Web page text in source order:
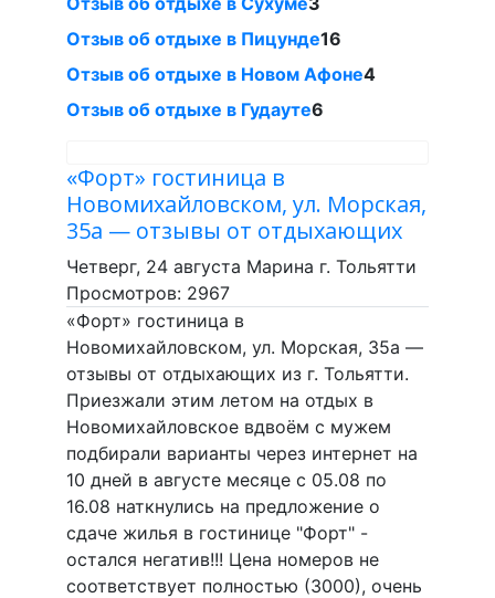
Отзыв об отдыхе в Пицунде16
Отзыв об отдыхе в Новом Афоне4
Отзыв об отдыхе в Гудауте6
«Форт» гостиница в
Новомихайловском, ул. Морская,
35а — отзывы от отдыхающих
Четверг, 24 августа Марина г. Тольятти
Просмотров: 2967
«Форт» гостиница в
Новомихайловском, ул. Морская, 35а —
отзывы от отдыхающих из г. Тольятти.
Приезжали этим летом на отдых в
Новомихайловское вдвоём с мужем
подбирали варианты через интернет на
10 дней в августе месяце с 05.08 по
16.08 наткнулись на предложение о
сдаче жилья в гостинице "Форт" -
остался негатив!!! Цена номеров не
соответствует полностью (3000), очень